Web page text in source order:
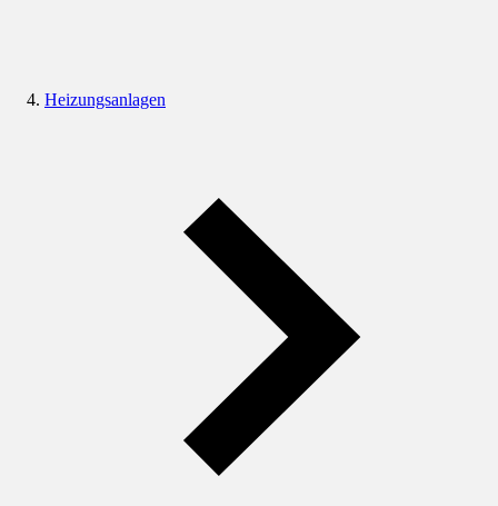
Heizungsanlagen